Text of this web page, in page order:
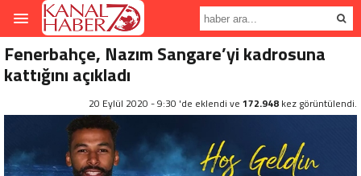
Fenerbahçe, Nazım Sangare’yi kadrosuna
kattığını açıkladı
20 Eylül 2020 - 9:30 'de eklendi ve 172.948 kez görüntülendi.